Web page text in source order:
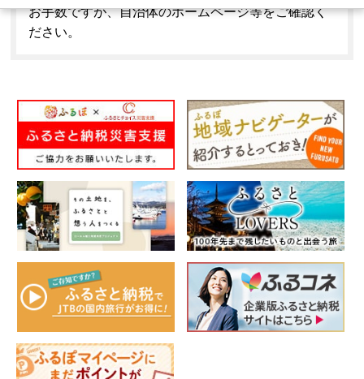
お手数ですが、自治体のホームページ等をご確認く
ださい。